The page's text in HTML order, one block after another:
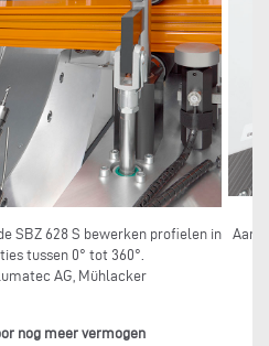
SBZ 628 S bewerken profielen in
tussen 0° tot 360°.
AG, Mühlacker
Aan
nog meer vermogen